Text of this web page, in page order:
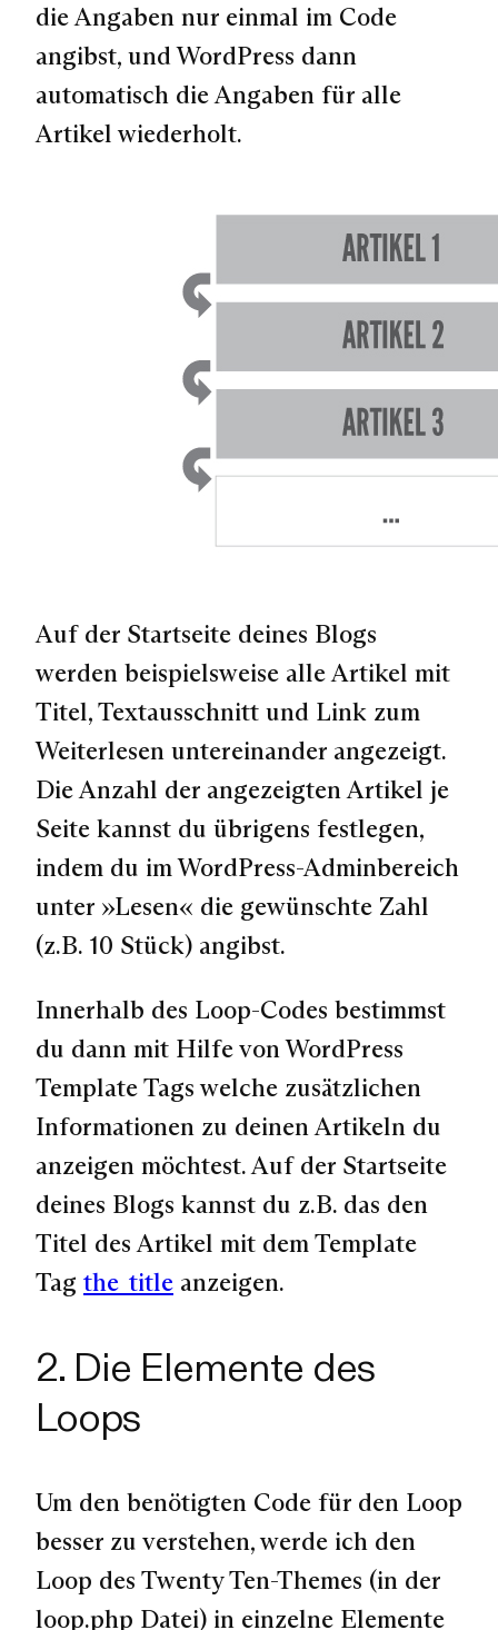
die Angaben nur einmal im Code
angibst, und WordPress dann
automatisch die Angaben für alle
Artikel wiederholt.
Auf der Startseite deines Blogs
werden beispielsweise alle Artikel mit
Titel, Textausschnitt und Link zum
Weiterlesen untereinander angezeigt.
Die Anzahl der angezeigten Artikel je
Seite kannst du übrigens festlegen,
indem du im WordPress-Adminbereich
unter »Lesen« die gewünschte Zahl
(z.B. 10 Stück) angibst.
Innerhalb des Loop-Codes bestimmst
du dann mit Hilfe von WordPress
Template Tags welche zusätzlichen
Informationen zu deinen Artikeln du
anzeigen möchtest. Auf der Startseite
deines Blogs kannst du z.B. das den
Titel des Artikel mit dem Template
Tag the_title anzeigen.
2. Die Elemente des
Loops
Um den benötigten Code für den Loop
besser zu verstehen, werde ich den
Loop des Twenty Ten-Themes (in der
loop.php Datei) in einzelne Elemente